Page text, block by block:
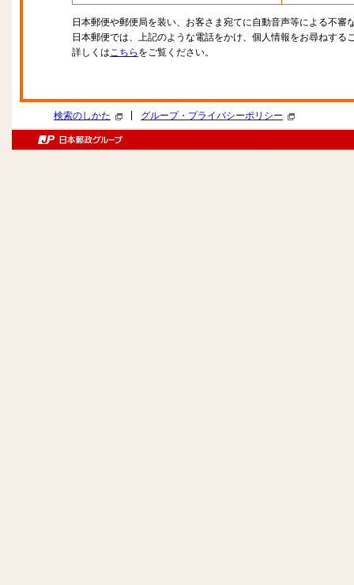
日本郵便や郵便局を装い、お客さま宛てに自動音声等による不審
日本郵便では、上記のような電話をかけ、個人情報をお尋ねする
詳しくはこちら をご覧ください。
検索のしかた グループ・プライバシーポリシー